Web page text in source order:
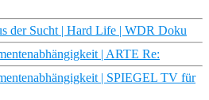
der Sucht | Hard Life | WDR Doku
| ARTE Re:
| SPIEGEL TV für